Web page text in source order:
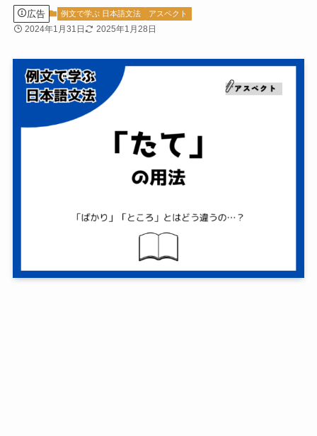
広告 例文で学ぶ 日本語文法 アスペクト
2024年1月31日 2025年1月28日